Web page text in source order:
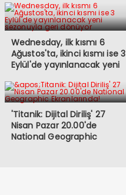
Wednesday, ilk kısmı 6
Ağustos'ta, ikinci kısmı ise 3
Eylül'de yayınlanacak yeni
'Titanik: Dijital Diriliş' 27
Nisan Pazar 20.00'de
National Geographic